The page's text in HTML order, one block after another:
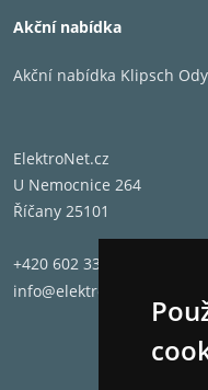
Akční nabídka
Akční nabídka Klipsch
ElektroNet.cz
U Nemocnice 264
Říčany 25101
+420 602 331 662
info@elektronet.cz